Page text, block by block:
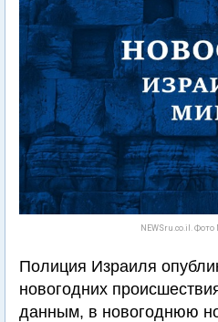
NEWSru.co.il.
Полиция Израиля
новогодних
данным, в новогоднюю